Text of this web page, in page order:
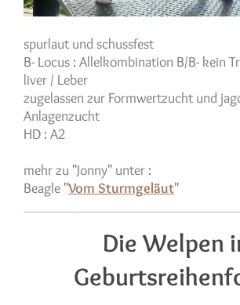
spurlaut und schussfest
B- Locus : Allelkombination B/B- kein
liver / Leber
zugelassen zur Formwertzucht und
Anlagenzucht
HD : A2
mehr zu "Jonny" unter :
Beagle "Vom Sturmgeläut"
Die Welpen